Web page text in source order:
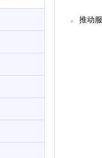
推动